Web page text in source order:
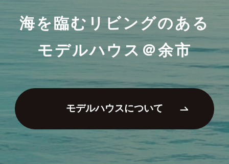
海を臨むリビングのある
モデルハウス＠余市
モデルハウスについて